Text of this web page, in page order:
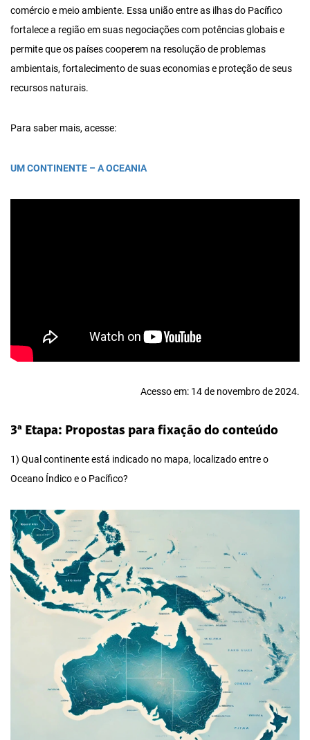
comércio e meio ambiente. Essa união entre as ilhas do Pacífico
fortalece a região em suas negociações com potências globais e
permite que os países cooperem na resolução de problemas
ambientais, fortalecimento de suas economias e proteção de seus
recursos naturais.
Para saber mais, acesse:
UM CONTINENTE – A OCEANIA
Acesso em: 14 de novembro de 2024.
3ª Etapa: Propostas para fixação do conteúdo
1) Qual continente está indicado no mapa, localizado entre o
Oceano Índico e o Pacífico?